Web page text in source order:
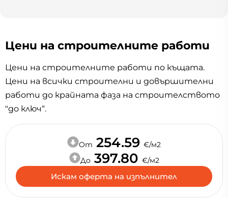
Цени на строителните работи
Цени на строителните работи по къщата.
Цени на всички строителни и довършителни
работи до крайната фаза на строителството
"до ключ“.
Oт 254.59 €/м2
До397.80 €/м2
Искам оферта на изпълнител